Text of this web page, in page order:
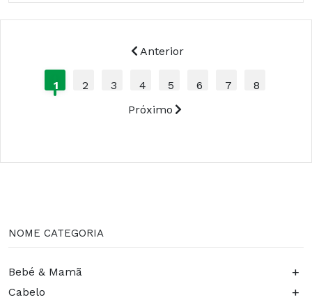
Anterior
1 2 3 4 5 6 7
8
Próximo
NOME CATEGORIA
Bebé & Mamã +
Cabelo +